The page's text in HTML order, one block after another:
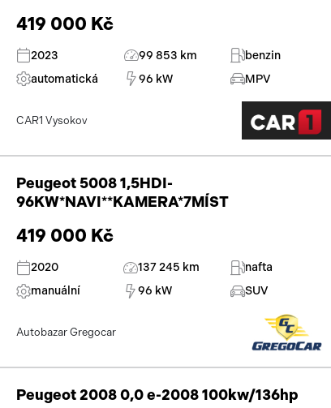
419 000 Kč
2023 99 853 km
benzin
automatická
96 kW MPV
CAR1 Vysokov
Peugeot 5008 1,5HDI-
96KW*NAVI**KAMERA*7MÍST
419 000 Kč
2020 137 245 km
nafta
manuální
96 kW SUV
Autobazar Gregocar
Peugeot 2008 0,0 e-2008 100kw/136hp